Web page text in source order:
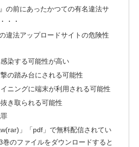
の前にあったかつての有名違法サ
・・
違法アップロードサイトの危険性
染する可能性が高い
の踏み台にされる可能性
ニングに端末が利用される可能性
き取られる可能性
」「pdf」で無料配信されてい
巻のファイルをダウンロードすると